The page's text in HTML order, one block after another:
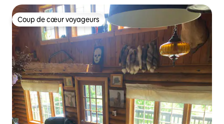
Coup de cœur voyageurs
Coup de cœur voyageurs